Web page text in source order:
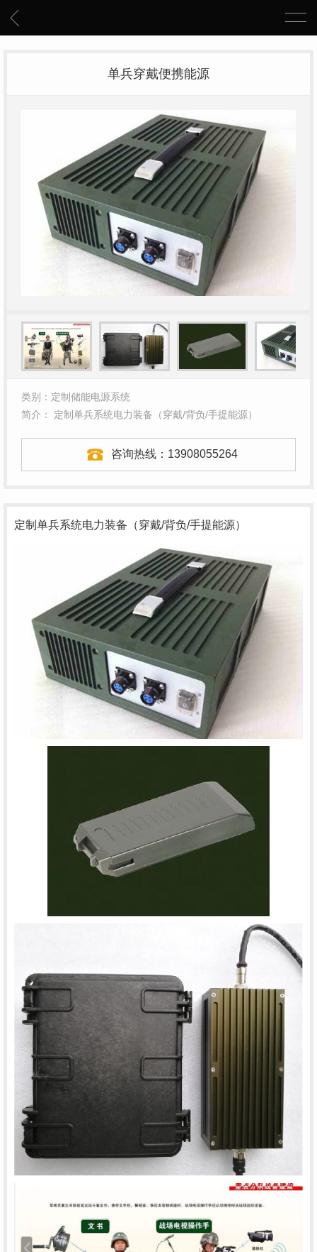
单兵穿戴便携能源
类别：定制储能电源系统
简介： 定制单兵系统电力装备（穿戴/背负/手提能源）
咨询热线： 13908055264
定制单兵系统电力装备（穿戴/背负/手提能源）